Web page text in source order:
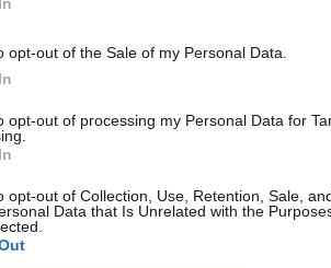
opt-out of the Sale of my Personal Data.
opt-out of processing my Personal Data for
opt-out of Collection, Use, Retention, Sale,
Data that Is Unrelated with the